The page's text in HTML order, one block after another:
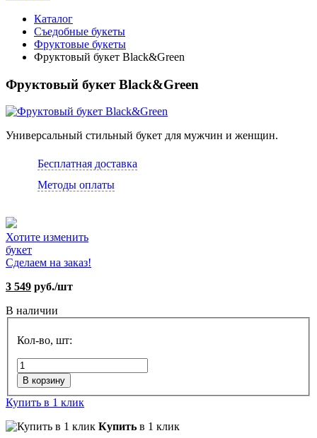
Каталог
Съедобные букеты
Фруктовые букеты
Фруктовый букет Black&Green
Фруктовый букет Black&Green
Универсальный стильный букет для мужчин и женщин.
Бесплатная доставка
Методы оплаты
Хотите изменить
букет
Сделаем на заказ!
3 549 руб./шт
В наличии
Кол-во, шт:
В корзину
Купить в 1 клик
Купить в 1 клик